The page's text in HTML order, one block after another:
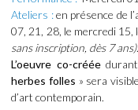
Ateliers :en présence de
07, 21, 28, le mercredi 15,
sans inscription, dès 7 ans).
L’oeuvre co-crééedurant
herbes folles » sera
d’art contemporain.